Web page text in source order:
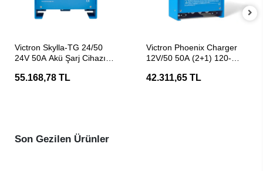
Victron Skylla-TG 24/50
24V 50A Akü Şarj Cihazı
55.168,78 TL
Victron Phoenix Charger
12V/50 50A (2+1) 120-
42.311,65 TL
Son Gezilen Ürünler